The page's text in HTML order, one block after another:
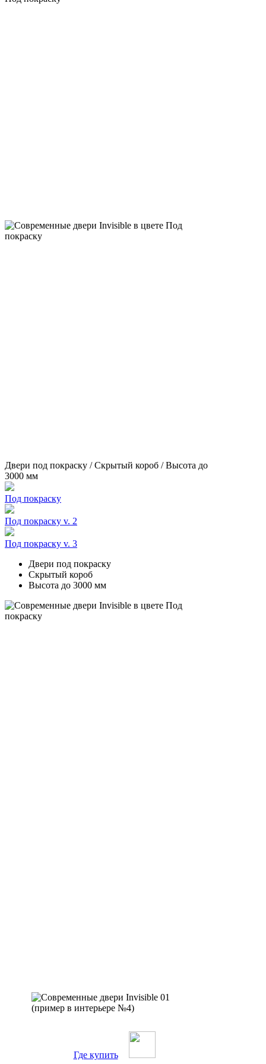
Двери под покраску / Скрытый короб / Высота до
3000 мм
Под покраску
Под покраску v. 2
Под покраску v. 3
Двери под покраску
Скрытый короб
Высота до 3000 мм
Где купить